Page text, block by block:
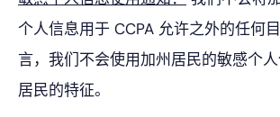
个人信息用于 CCPA 允许之外的任何
言，我们不会使用加州居民的敏感个
居民的特征。